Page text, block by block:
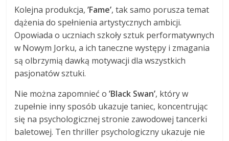
Kolejna produkcja,’Fame’, tak samo porusza temat
dążenia do spełnienia artystycznych ambicji.
Opowiada o uczniach szkoły sztuk performatywnych
w Nowym Jorku, a ich taneczne występy i zmagania
są olbrzymią dawką motywacji dla wszystkich
pasjonatów sztuki.
Nie można zapomnieć o’Black Swan’, który w
zupełnie inny sposób ukazuje taniec, koncentrując
się na psychologicznej stronie zawodowej tancerki
baletowej. Ten thriller psychologiczny ukazuje nie